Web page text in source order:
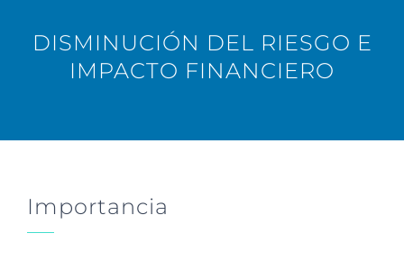
DISMINUCIÓN DEL RIESGO E
IMPACTO FINANCIERO
Importancia